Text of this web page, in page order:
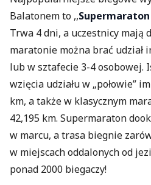
Balatonem to ,,
Trwa 4 dni, a uczestnicy mają
maratonie można brać udział
lub w sztafecie 3-4 osobowej.
wzięcia udziału w „połowie”
km, a także w klasycznym
42,195 km. Supermaraton
w marcu, a trasa biegnie
w miejscach oddalonych od
ponad 2000 biegaczy!